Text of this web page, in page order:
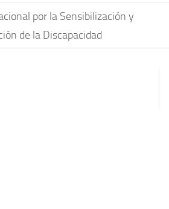
por la Sensibilización y
de la Discapacidad